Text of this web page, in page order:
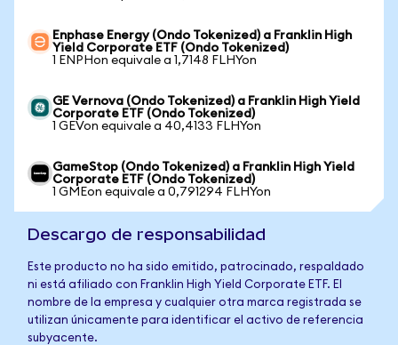
Enphase Energy (Ondo Tokenized) a Franklin High
Yield Corporate ETF (Ondo Tokenized)
1 ENPHon equivale a 1,7148 FLHYon
GE Vernova (Ondo Tokenized) a Franklin High Yield
Corporate ETF (Ondo Tokenized)
1 GEVon equivale a 40,4133 FLHYon
GameStop (Ondo Tokenized) a Franklin High Yield
Corporate ETF (Ondo Tokenized)
1 GMEon equivale a 0,791294 FLHYon
Descargo de responsabilidad
Este producto no ha sido emitido, patrocinado, respaldado
ni está afiliado con Franklin High Yield Corporate ETF. El
nombre de la empresa y cualquier otra marca registrada se
utilizan únicamente para identificar el activo de referencia
subyacente.